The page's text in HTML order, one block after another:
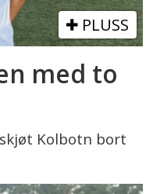
PLUSS
med to
Kolbotn bort